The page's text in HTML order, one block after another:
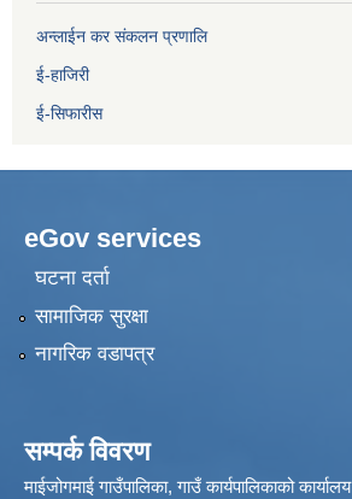
अन्लाईन कर संकलन प्रणालि
ई-हाजिरी
ई-सिफारीस
eGov services
घटना दर्ता
सामाजिक सुरक्षा
नागरिक वडापत्र
सम्पर्क विवरण
माईजोगमाई गाउँपालिका, गाउँ कार्यपालिकाको कार्यालय